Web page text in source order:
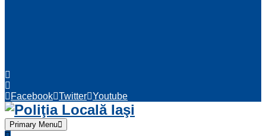
Facebook Twitter Youtube
Primary Menu